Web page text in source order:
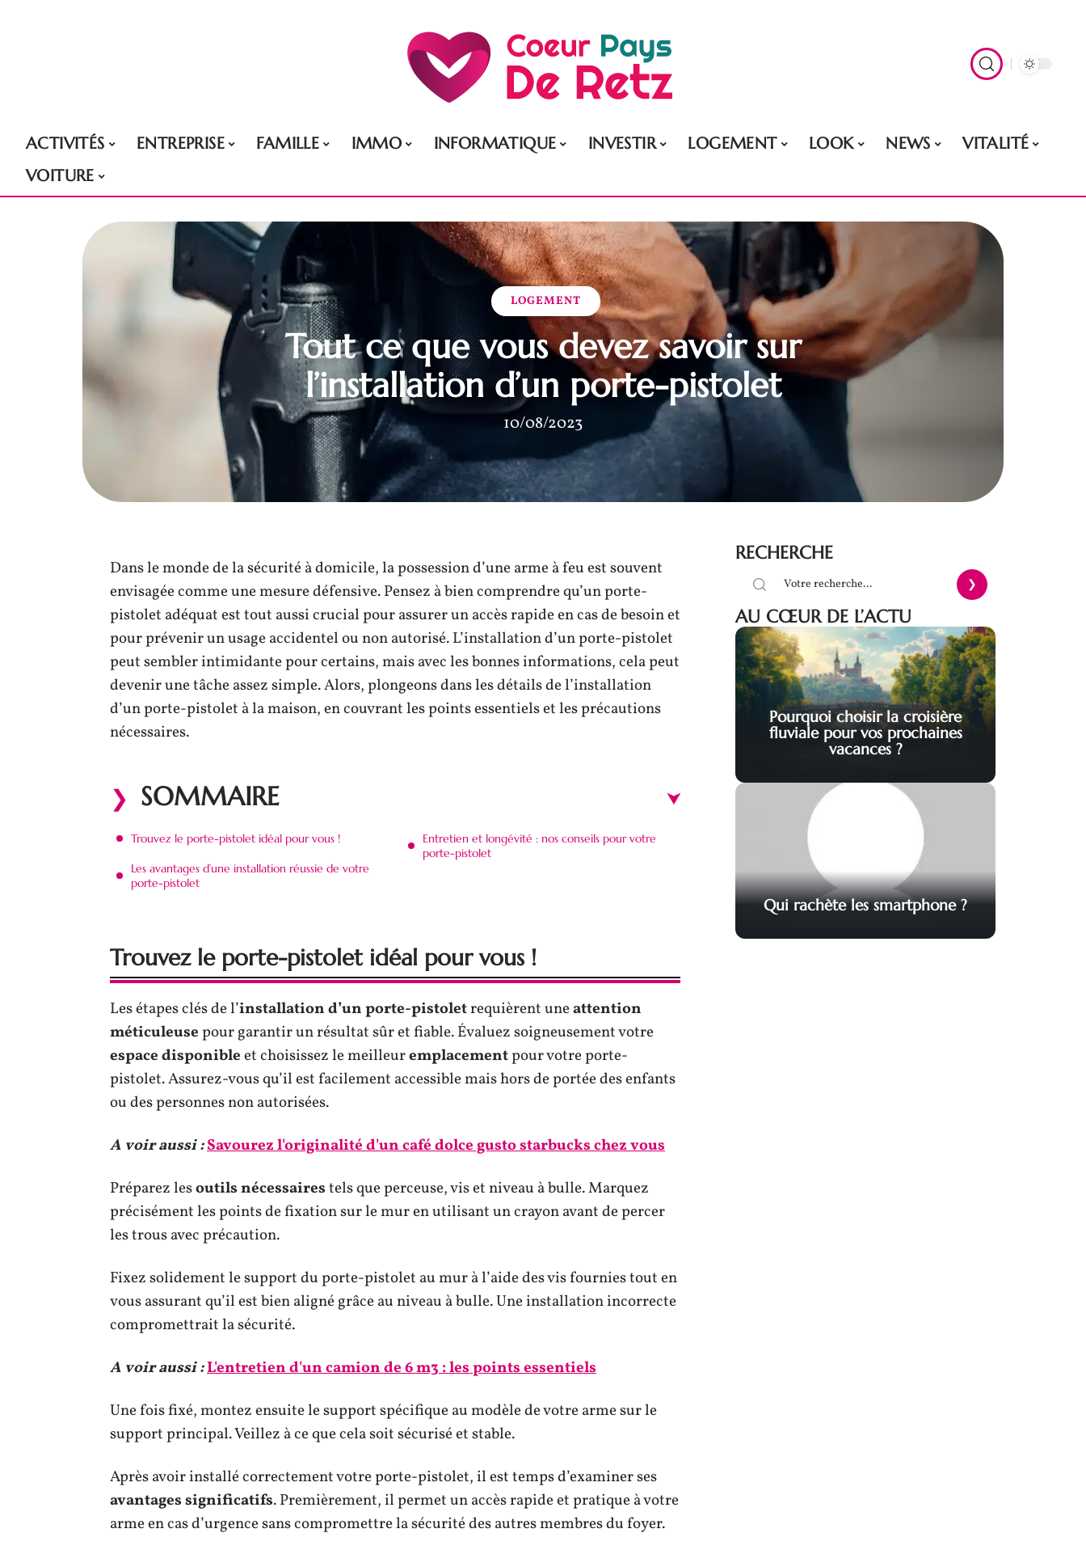
ACTIVITÉS ENTREPRISE FAMILLE IMMO INFORMATIQUE INVESTIR LOGEMENT LOOK NEWS
VITALITÉ
VOITURE
LOGEMENT
Tout ce que vous devez savoir sur
l’installation d’un porte-pistolet
10/08/2023
Dans le monde de la sécurité à domicile, la possession d’une arme à feu est souvent
envisagée comme une mesure défensive. Pensez à bien comprendre qu’un porte-
pistolet adéquat est tout aussi crucial pour assurer un accès rapide en cas de besoin et
pour prévenir un usage accidentel ou non autorisé. L’installation d’un porte-pistolet
peut sembler intimidante pour certains, mais avec les bonnes informations, cela peut
devenir une tâche assez simple. Alors, plongeons dans les détails de l’installation
d’un porte-pistolet à la maison, en couvrant les points essentiels et les précautions
nécessaires.
SOMMAIRE
Trouvez le porte-pistolet idéal pour vous !
Les avantages d’une installation réussie de votre
porte-pistolet
Entretien et longévité : nos conseils pour votre
porte-pistolet
Trouvez le porte-pistolet idéal pour vous !
Les étapes clés de l’installation d’un porte-pistoletrequièrent uneattention
méticuleusepour garantir un résultat sûr et fiable. Évaluez soigneusement votre
espace disponibleet choisissez le meilleuremplacementpour votre porte-
pistolet. Assurez-vous qu’il est facilement accessible mais hors de portée des enfants
ou des personnes non autorisées.
A voir aussi :Savourez l'originalité d'un café dolce gusto starbucks chez vous
Préparez lesoutils nécessairestels que perceuse, vis et niveau à bulle. Marquez
précisément les points de fixation sur le mur en utilisant un crayon avant de percer
les trous avec précaution.
Fixez solidement le support du porte-pistolet au mur à l’aide des vis fournies tout en
vous assurant qu’il est bien aligné grâce au niveau à bulle. Une installation incorrecte
compromettrait la sécurité.
A voir aussi :L'entretien d'un camion de 6 m3 : les points essentiels
Une fois fixé, montez ensuite le support spécifique au modèle de votre arme sur le
support principal. Veillez à ce que cela soit sécurisé et stable.
Après avoir installé correctement votre porte-pistolet, il est temps d’examiner ses
avantages significatifs. Premièrement, il permet un accès rapide et pratique à votre
arme en cas d’urgence sans compromettre la sécurité des autres membres du foyer.
RECHERCHE
AU CŒUR DE L’ACTU
Pourquoi choisir la croisière
fluviale pour vos prochaines
vacances ?
Qui rachète les smartphone ?